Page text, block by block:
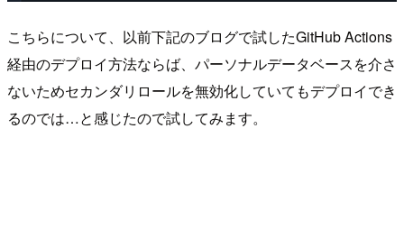
こちらについて、以前下記のブログで試したGitHub Actions
経由のデプロイ方法ならば、パーソナルデータベースを介さ
ないためセカンダリロールを無効化していてもデプロイでき
るのでは…と感じたので試してみます。